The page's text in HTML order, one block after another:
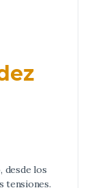
desde los
tensiones.